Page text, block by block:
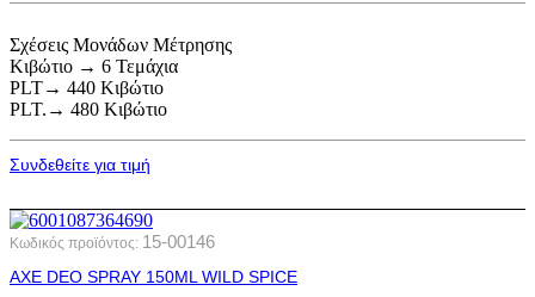
Σχέσεις Μονάδων Μέτρησης
Κιβώτιο → 6 Τεμάχια
PLT→ 440 Κιβώτιο
PLT.→ 480 Κιβώτιο
Συνδεθείτε για τιμή
Κωδικός προϊόντος: 15-00146
AXE DEO SPRAY 150ML WILD SPICE